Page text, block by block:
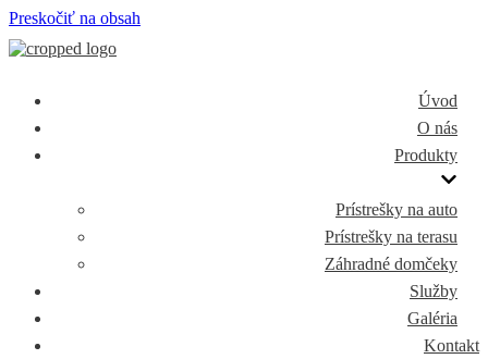
Preskočiť na obsah
Úvod
O nás
Produkty
Prístrešky na auto
Prístrešky na terasu
Záhradné domčeky
Služby
Galéria
Kontakt